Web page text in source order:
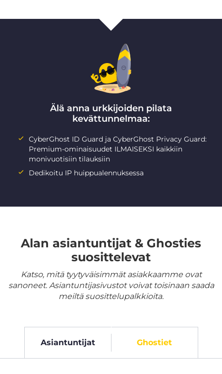
Älä anna urkkijoiden pilata
kevättunnelmaa:
CyberGhost ID Guard ja CyberGhost Privacy Guard:
Premium-ominaisuudet ILMAISEKSI kaikkiin
monivuotisiin tilauksiin
Dedikoitu IP huippualennuksessa
Alan asiantuntijat & Ghosties
suosittelevat
Katso, mitä tyytyväisimmät asiakkaamme ovat
sanoneet. Asiantuntijasivustot voivat toisinaan saada
meiltä suosittelupalkkioita.
Asiantuntijat Ghostiet